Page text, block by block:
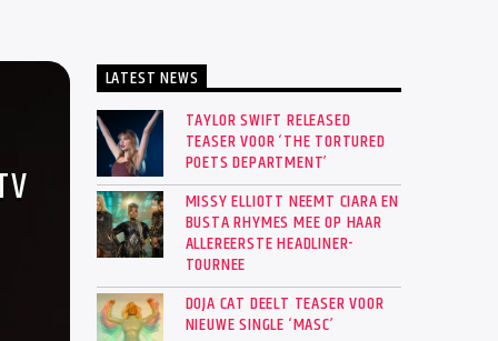
LATEST NEWS
TAYLOR SWIFT RELEASED
TEASER VOOR ‘THE TORTURED
POETS DEPARTMENT’
MISSY ELLIOTT NEEMT CIARA EN
BUSTA RHYMES MEE OP HAAR
ALLEREERSTE HEADLINER-
TOURNEE
DOJA CAT DEELT TEASER VOOR
NIEUWE SINGLE ‘MASC’